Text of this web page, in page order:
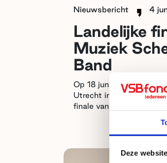
Deze
Nieuwsbericht 4
Landelijke
Muziek
Band
Op 18 juni staat
Utrecht in het teken van
finale van Muziek Schept